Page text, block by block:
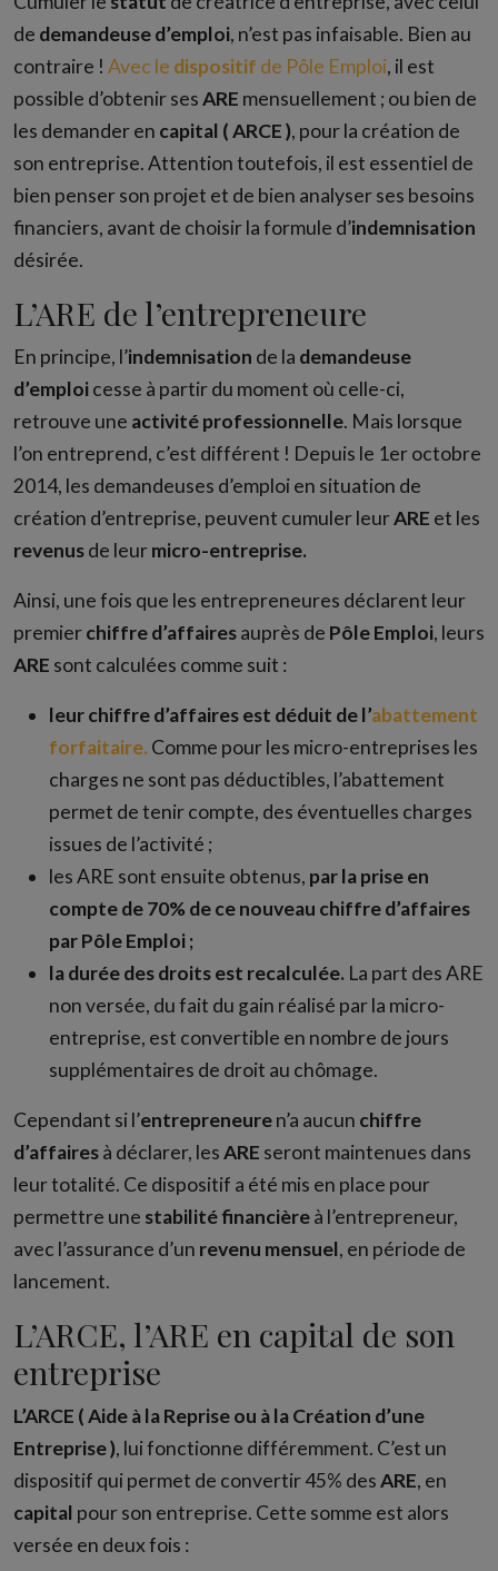
de demandeuse d’emploi, n’est pas infaisable. Bien au
contraire ! Avec le dispositif de Pôle Emploi, il est
possible d’obtenir sesARE mensuellement ; ou bien de
les demander en capital ( ARCE ), pour la création de
son entreprise. Attention toutefois, il est essentiel de
bien penser son projet et de bien analyser ses besoins
financiers, avant de choisir la formule d’indemnisation
désirée.
L’ARE de l’entrepreneure
En principe, l’indemnisation de la demandeuse
d’emploicesse à partir du moment où celle-ci,
retrouve une activitéprofessionnelle. Mais lorsque
l’on entreprend, c’est différent ! Depuis le 1er octobre
2014, les demandeuses d’emploi en situation de
création d’entreprise, peuvent cumuler leurARE et les
revenusde leurmicro-entreprise.
Ainsi, une fois que les entrepreneures déclarent leur
premierchiffred’affairesauprès de Pôle Emploi, leurs
ARE sont calculées comme suit :
leur chiffre d’affaires est déduit de l’abattement
forfaitaire. Comme pour les micro-entreprises les
charges ne sont pas déductibles, l’abattement
permet de tenir compte, des éventuelles charges
issues de l’activité ;
les ARE sont ensuite obtenus, par la prise en
compte de 70% de ce nouveau chiffre d’affaires
par Pôle Emploi ;
la durée des droits est recalculée. La part des ARE
non versée, du fait du gain réalisé par la micro-
entreprise, est convertible en nombre de jours
supplémentaires de droit au chômage.
Cependant si l’entrepreneuren’a aucun chiffre
d’affairesà déclarer, lesARE seront maintenues dans
leur totalité. Ce dispositif a été mis en place pour
permettre une stabilitéfinancièreà l’entrepreneur,
avec l’assurance d’un revenu mensuel, en période de
lancement.
L’ARCE, l’ARE en capital de son
entreprise
L’ARCE ( Aide à la Reprise ou à la Création d’une
Entreprise ), lui fonctionne différemment. C’est un
dispositif qui permet de convertir 45% desARE, en
capital pour son entreprise. Cette somme est alors
versée en deux fois :